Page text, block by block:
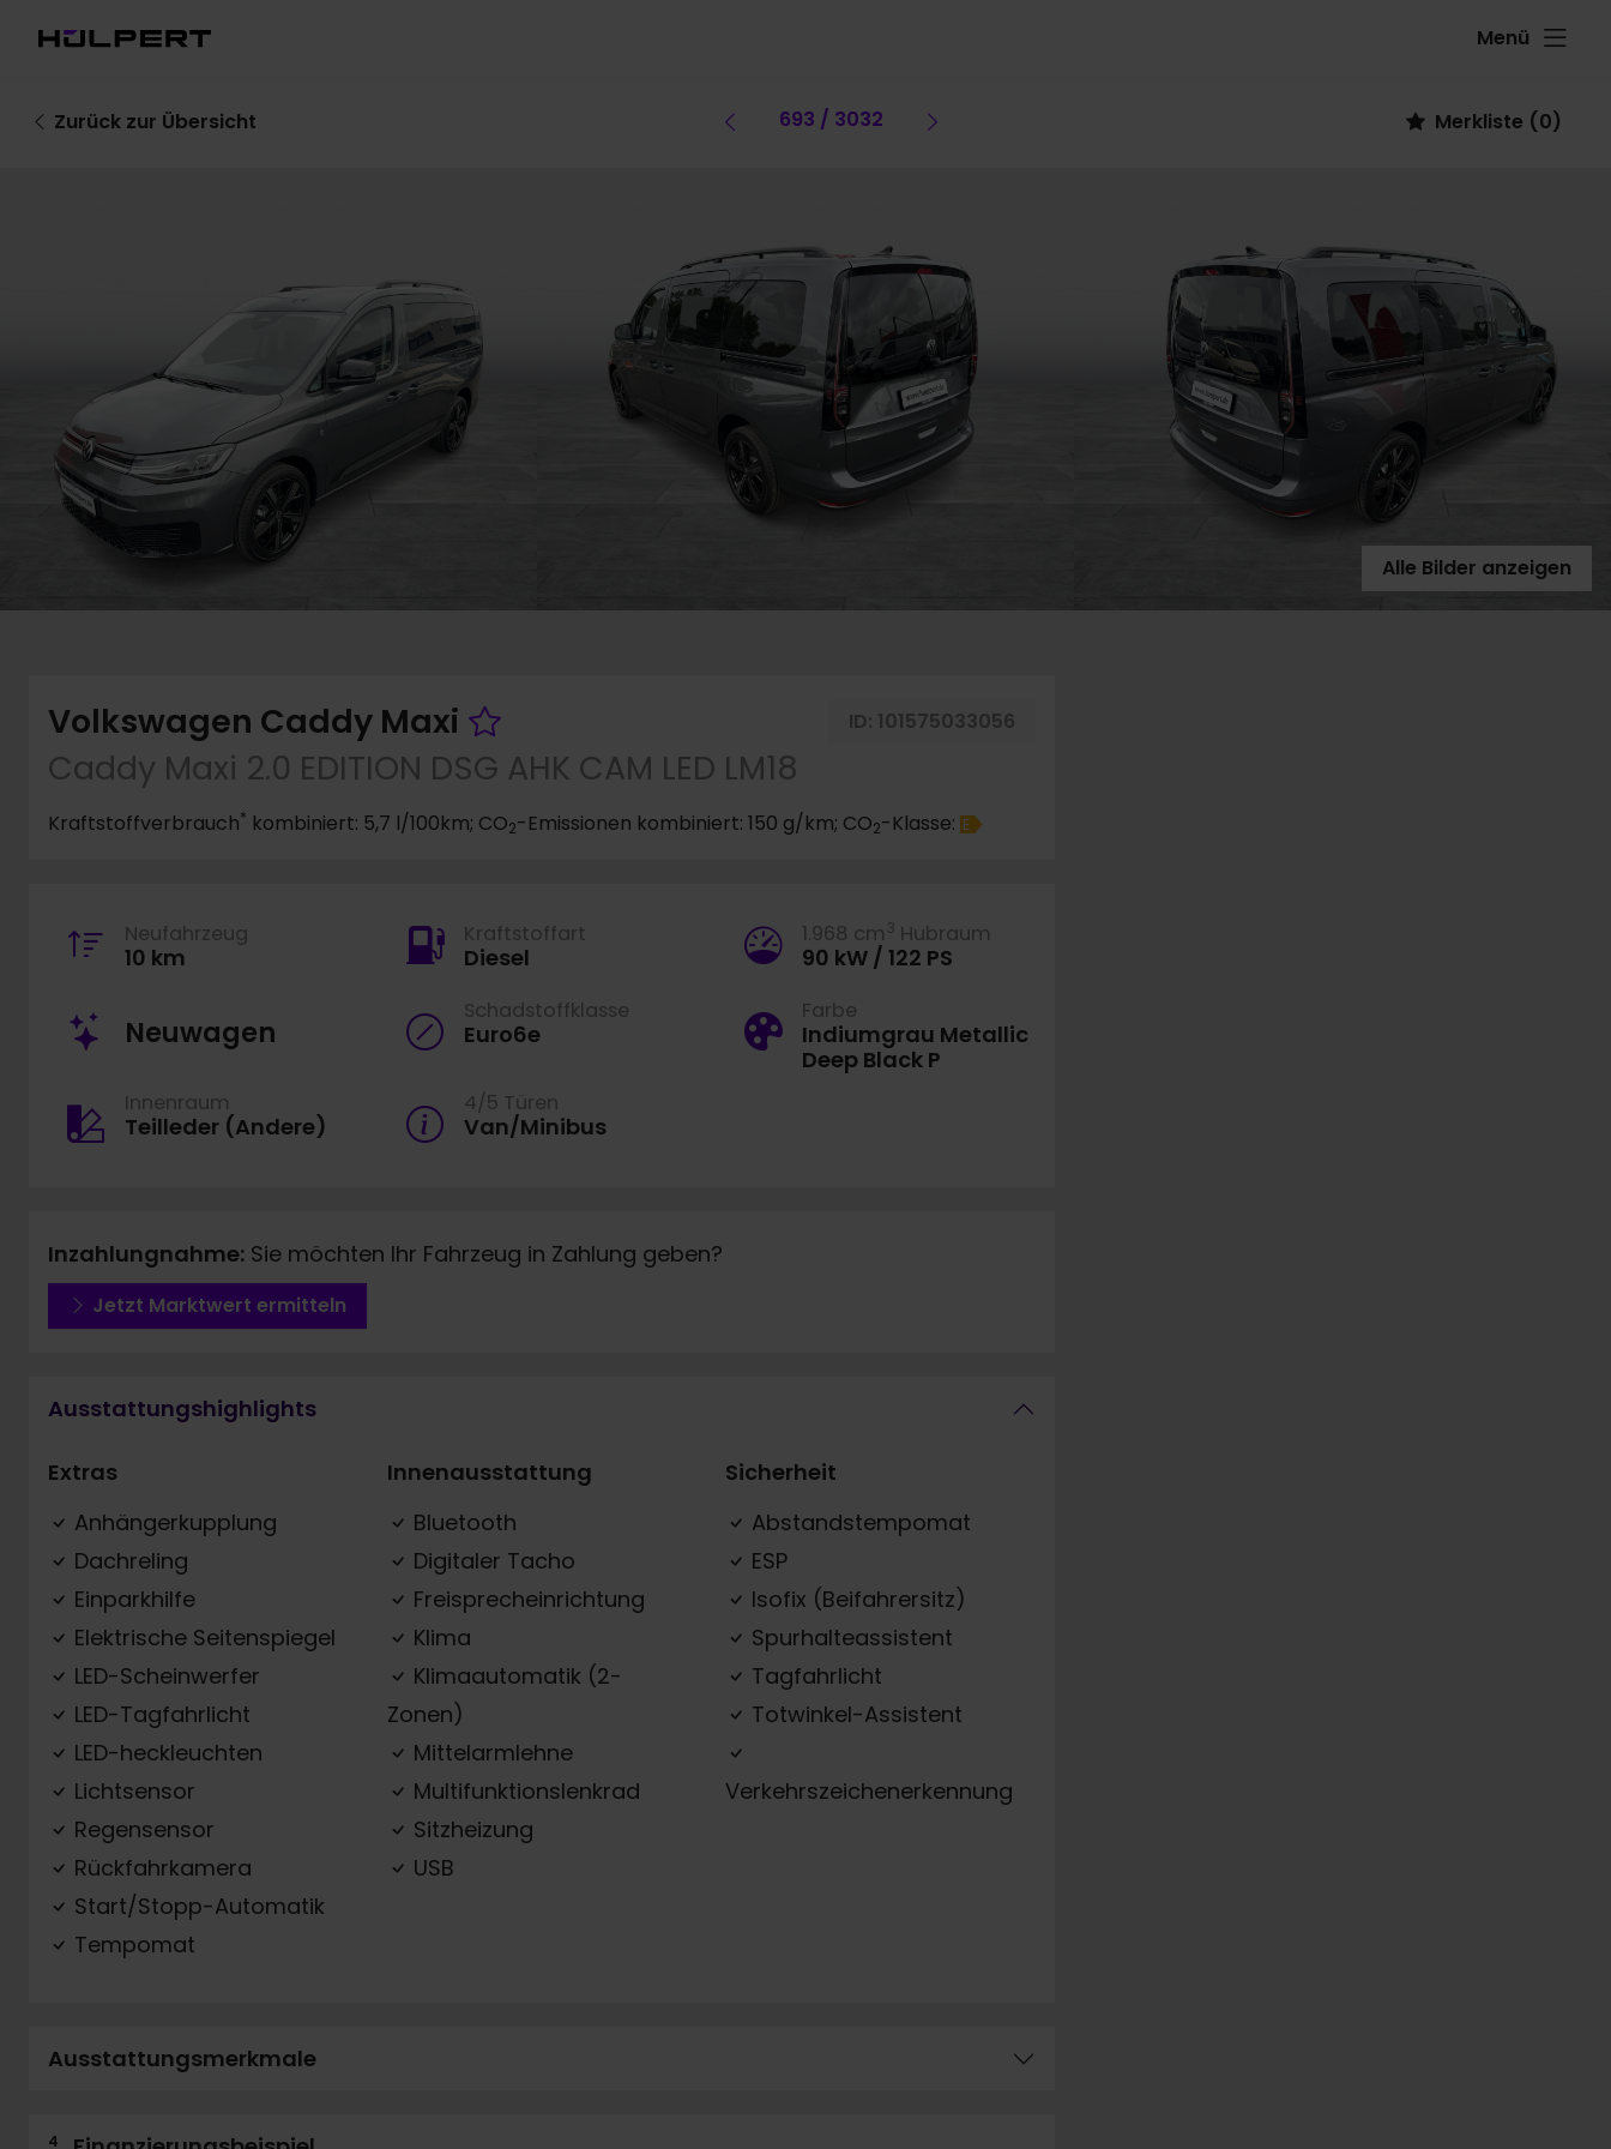
Menü
Zurück zur Übersicht Vorheriges Fahrzeug
693 / 3032 Merkliste (0)
Alle Bilder anzeigen
Volkswagen Caddy Maxi Fahrzeug merken ID: 101575033056
Caddy Maxi 2.0 EDITION DSG AHK CAM LED LM18
Kraftstoffverbrauch* kombiniert: 5,7 l/100km; CO2-Emissionen kombiniert: 150 g/km; CO2-Klasse: E
Neufahrzeug
10 km
Kraftstoffart
Diesel
1.968 cm 3 Hubraum
90 kW / 122 PS
Neuwagen
Schadstoffklasse
Euro6e
Farbe
Indiumgrau Metallic
Deep Black P
Innenraum
Teilleder (Andere)
4/5 Türen
Van/Minibus
Inzahlungnahme: Sie möchten Ihr Fahrzeug in Zahlung geben?
Jetzt Marktwert ermitteln
Ausstattungshighlights
Extras
Anhängerkupplung
Dachreling
Einparkhilfe
Elektrische Seitenspiegel
LED-Scheinwerfer
LED-Tagfahrlicht
LED-heckleuchten
Lichtsensor
Regensensor
Rückfahrkamera
Start/Stopp-Automatik
Tempomat
Innenausstattung
Bluetooth
Digitaler Tacho
Freisprecheinrichtung
Klima
Klimaautomatik (2-
Zonen)
Mittelarmlehne
Multifunktionslenkrad
Sitzheizung
USB
Sicherheit
Abstandstempomat
ESP
Isofix (Beifahrersitz)
Spurhalteassistent
Tagfahrlicht
Totwinkel-Assistent
Verkehrszeichenerkennung
Ausstattungsmerkmale
4